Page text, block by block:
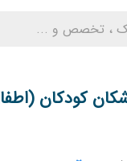
کودکان